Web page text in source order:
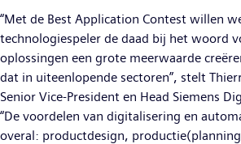
“Met de Best Application Contest willen
technologiespeler de daad bij het woord
oplossingen een grote meerwaarde
dat in uiteenlopende sectoren”, stelt
Senior Vice-President en Head Siemens
“De voordelen van digitalisering en
overal: productdesign,